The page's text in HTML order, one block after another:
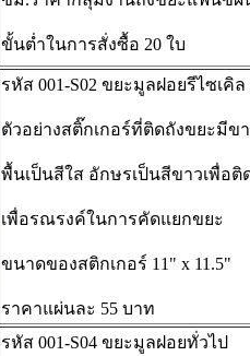
ขั้นต่ำในการสั่งซื้อ 20 ใบ
รหัส 001-S02 ขยะมูลฝอยรีไซเคิล
ตัวอย่างสติ๊กเกอร์ที่ติดถังขยะมีขา
พื้นเป็นสีใส อักษรเป็นสีขาวเพื่อ
เพื่อรณรงค์ในการคัดแยกขยะ
ขนาดของสติกเกอร์ 11" x 11.5"
ราคาแผ่นละ 55 บาท
รหัส 001-S04 ขยะมูลฝอยทั่วไป